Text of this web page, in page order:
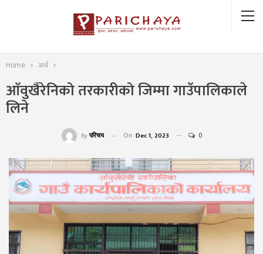
Home अर्थ
आँवुखैरेनिको तरकारीको जिम्मा गाउँपालिकाले
लिने
By परिचय On Dec 1, 2023 0